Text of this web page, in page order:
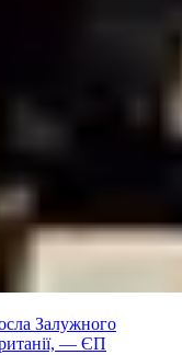
Залужного
— ЄП